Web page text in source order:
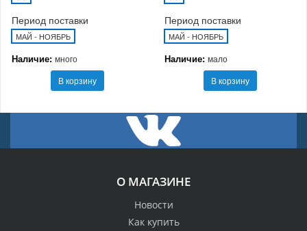
Период поставки
МАЙ - НОЯБРЬ
Наличие: много
В корзину
Период поставки
МАЙ - НОЯБРЬ
Наличие: мало
В корзину
О МАГАЗИНЕ
Новости
Как купить